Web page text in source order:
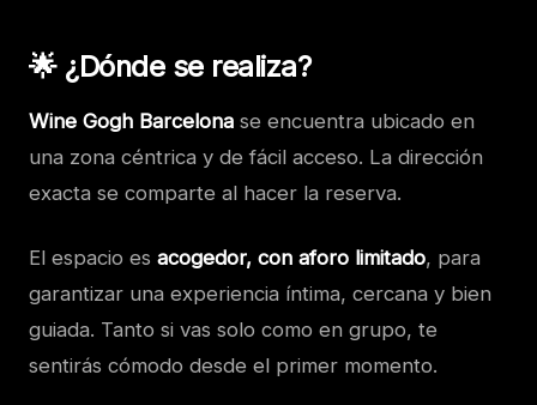
🌟 ¿Dónde se realiza?
Wine Gogh Barcelona se encuentra ubicado en
una zona céntrica y de fácil acceso. La dirección
exacta se comparte al hacer la reserva.
El espacio es acogedor, con aforo limitado, para
garantizar una experiencia íntima, cercana y bien
guiada. Tanto si vas solo como en grupo, te
sentirás cómodo desde el primer momento.